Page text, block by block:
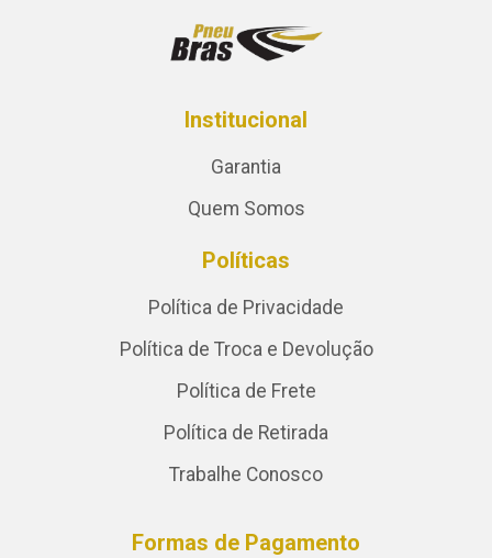
Institucional
Garantia
Quem Somos
Políticas
Política de Privacidade
Política de Troca e Devolução
Política de Frete
Política de Retirada
Trabalhe Conosco
Formas de Pagamento